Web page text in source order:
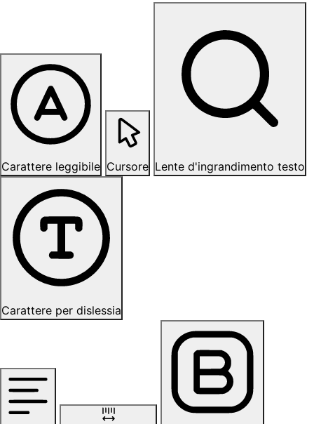
Carattere leggibile Cursore Lente d'ingrandimento testo
Carattere per dislessia